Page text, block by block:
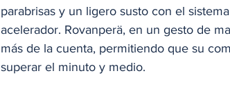
parabrisas y un ligero susto con el
acelerador. Rovanperä, en un gesto de
más de la cuenta, permitiendo que su
superar el minuto y medio.